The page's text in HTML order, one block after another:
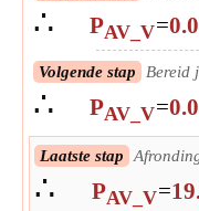
∴ PAV_V=
Volgende stap Bereid
∴ PAV_V=
Volgende stap
∴ PAV_V=
Laatste stap
∴ PAV_V=